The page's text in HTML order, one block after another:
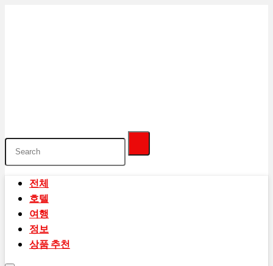
전체
호텔
여행
정보
상품 추천